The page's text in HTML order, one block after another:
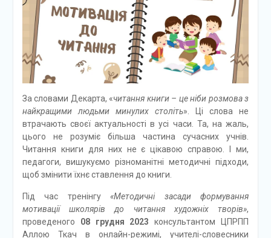
За словами Декарта, «читання книги – це ніби розмова з
найкращими людьми минулих століть». Ці слова не
втрачають своєї актуальності в усі часи. Та, на жаль,
цього не розуміє більша частина сучасних учнів.
Читання книги для них не є цікавою справою. І ми,
педагоги, вишукуємо різноманітні методичні підходи,
щоб змінити їхнє ставлення до книги.
Під час тренінгу«Методичні засади формування
мотивації школярів до читання художніх творів»,
проведеного 08 грудня 2023 консультантом ЦПРПП
Аллою Ткач в онлайн-режимі, учителі-словесники